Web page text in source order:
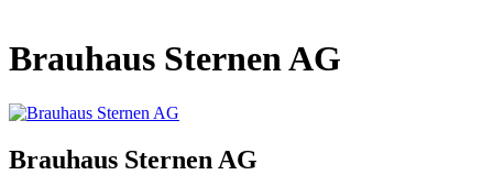
Brauhaus Sternen AG
Brauhaus Sternen AG